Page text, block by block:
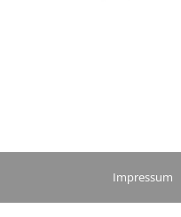
Impressum